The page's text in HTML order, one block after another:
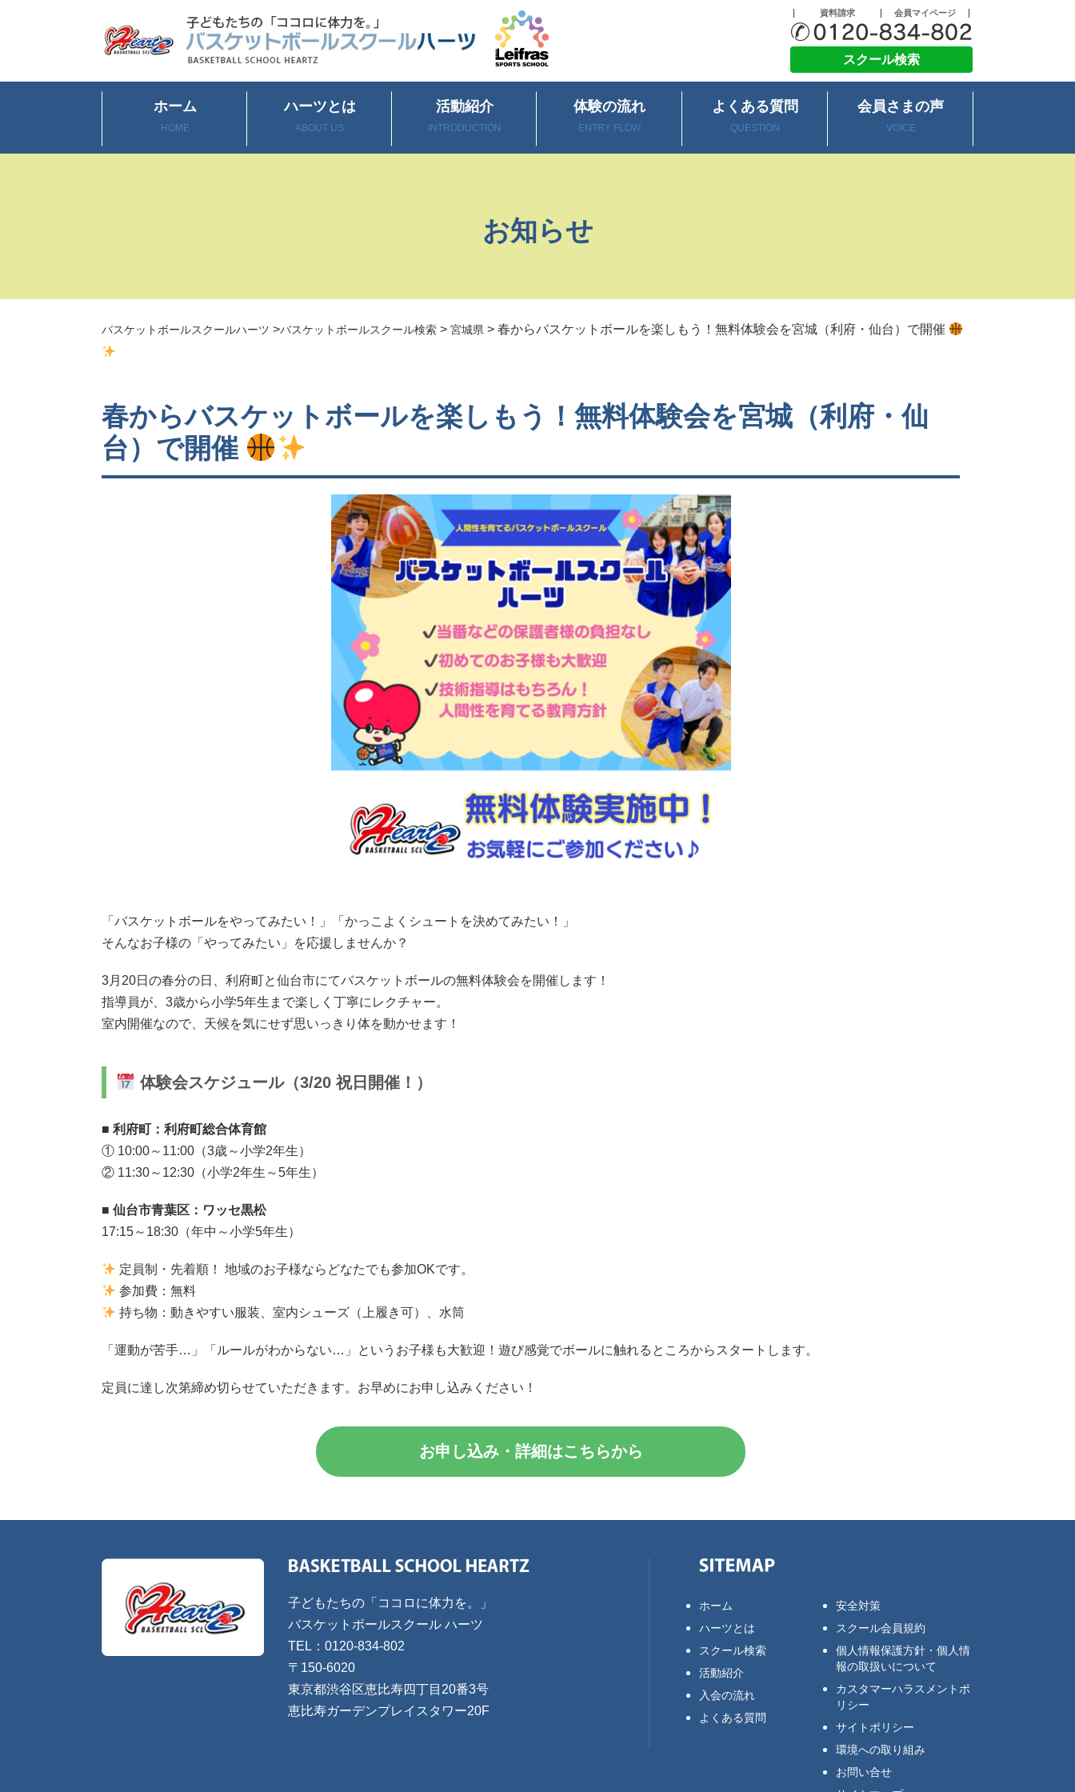
資料請求 会員マイページ
スクール検索
ホーム
HOME
ハーツとは
ABOUT US
活動紹介
INTRODUCTION
体験の流れ
ENTRY FLOW
よくある質問
QUESTION
会員さまの声
VOICE
お知らせ
バスケットボールスクールハーツ >バスケットボールスクール検索 > 宮城県 > 春からバスケットボールを楽しもう！無料体験会を宮城（利府・仙台）で開催
春からバスケットボールを楽しもう！無料体験会を宮城（利府・仙
台）で開催
「バスケットボールをやってみたい！」「かっこよくシュートを決めてみたい！」
そんなお子様の「やってみたい」を応援しませんか？
3月20日の春分の日、利府町と仙台市にてバスケットボールの無料体験会を開催します！
指導員が、3歳から小学5年生まで楽しく丁寧にレクチャー。
室内開催なので、天候を気にせず思いっきり体を動かせます！
体験会スケジュール（3/20 祝日開催！）
■ 利府町：利府町総合体育館
① 10:00～11:00（3歳～小学2年生）
② 11:30～12:30（小学2年生～5年生）
■ 仙台市青葉区：ワッセ黒松
17:15～18:30（年中～小学5年生）
定員制・先着順！ 地域のお子様ならどなたでも参加OKです。
参加費：無料
持ち物：動きやすい服装、室内シューズ（上履き可）、水筒
「運動が苦手…」「ルールがわからない…」というお子様も大歓迎！遊び感覚でボールに触れるところからスタートします。
定員に達し次第締め切らせていただきます。お早めにお申し込みください！
お申し込み・詳細はこちらから
子どもたちの「ココロに体力を。」
バスケットボールスクール ハーツ
TEL：0120-834-802
〒150-6020
東京都渋谷区恵比寿四丁目20番3号
恵比寿ガーデンプレイスタワー20F
ホーム
ハーツとは
スクール検索
活動紹介
入会の流れ
よくある質問
安全対策
スクール会員規約
個人情報保護方針・個人情
報の取扱いについて
カスタマーハラスメントポ
リシー
サイトポリシー
環境への取り組み
お問い合せ